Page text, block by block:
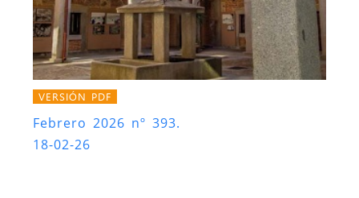
VERSIÓN PDF
Febrero 2026 nº 393.
18-02-26